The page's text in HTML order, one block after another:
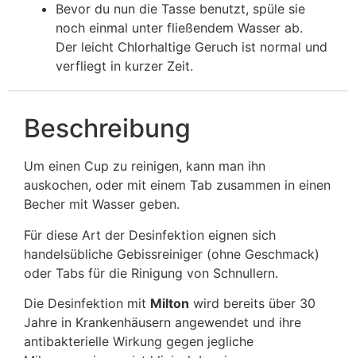
Bevor du nun die Tasse benutzt, spüle sie
noch einmal unter fließendem Wasser ab.
Der leicht Chlorhaltige Geruch ist normal und
verfliegt in kurzer Zeit.
Beschreibung
Um einen Cup zu reinigen, kann man ihn
auskochen, oder mit einem Tab zusammen in einen
Becher mit Wasser geben.
Für diese Art der Desinfektion eignen sich
handelsübliche Gebissreiniger (ohne Geschmack)
oder Tabs für die Rinigung von Schnullern.
Die Desinfektion mit Milton wird bereits über 30
Jahre in Krankenhäusern angewendet und ihre
antibakterielle Wirkung gegen jegliche